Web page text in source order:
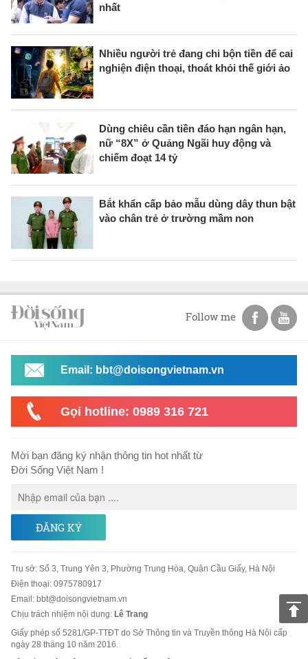
nhất
Nhiều người trẻ đang chi bộn tiền để cai
nghiện điện thoại, thoát khỏi thế giới ảo
Dùng chiêu cần tiền đáo hạn ngân hạn,
nữ “8X” ở Quảng Ngãi huy động và
chiếm đoạt 14 tỷ
Bắt khẩn cấp bảo mẫu dùng dây thun bật
vào chân trẻ ở trường mầm non
Follow me
Email: bbt@doisongvietnam.vn
Gọi hotline: 0989 316 721
Mời bạn đăng ký nhận thông tin hot nhất từ
Đời Sống Việt Nam !
ĐĂNG KÝ
Trụ sở: Số 3, Trung Yên 3, Phường Trung Hòa, Quận Cầu Giấy, Hà Nội
Điện thoại: 0975780917
Email : bbt@doisongvietnam.vn
Chịu trách nhiệm nội dung: Lê Trang
Giấy phép số 5281/GP-TTĐT do Sở Thông tin và Truyền thông Hà Nội cấp
ngày 28 tháng 10 năm 2016.